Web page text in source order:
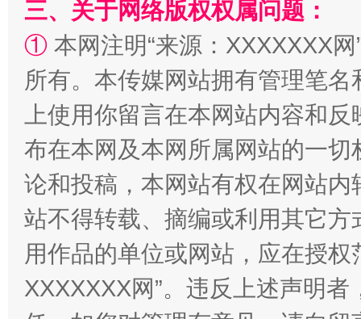
站台名比不上好声名
三、关于网络版权权属问题：
① 本网注明“来源：XXXXXXX
所有。本传媒网站拥有管理笔
上使用你留言在本网站内容和
布在本网及本网所属网站的一
论和投稿，本网站有权在网站
站不得转载、摘编或利用其它
用作品的单位或网站，应在授
XXXXXXX网”。违反上述声明